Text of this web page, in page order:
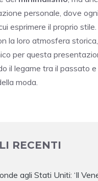
personale, dove
esprimere il proprio stile.
la loro atmosfera
per questa
il legame tra il passato e
moda.
RECENTI
agli Stati Uniti: ‘Il